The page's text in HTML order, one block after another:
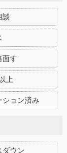
談
面す
上
ション済み
ダウン